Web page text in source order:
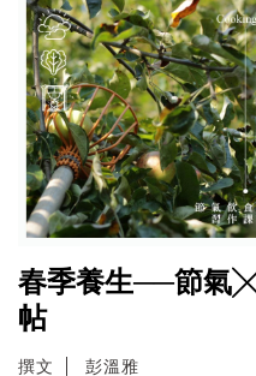
春季養生──節氣
帖
撰文 彭溫雅